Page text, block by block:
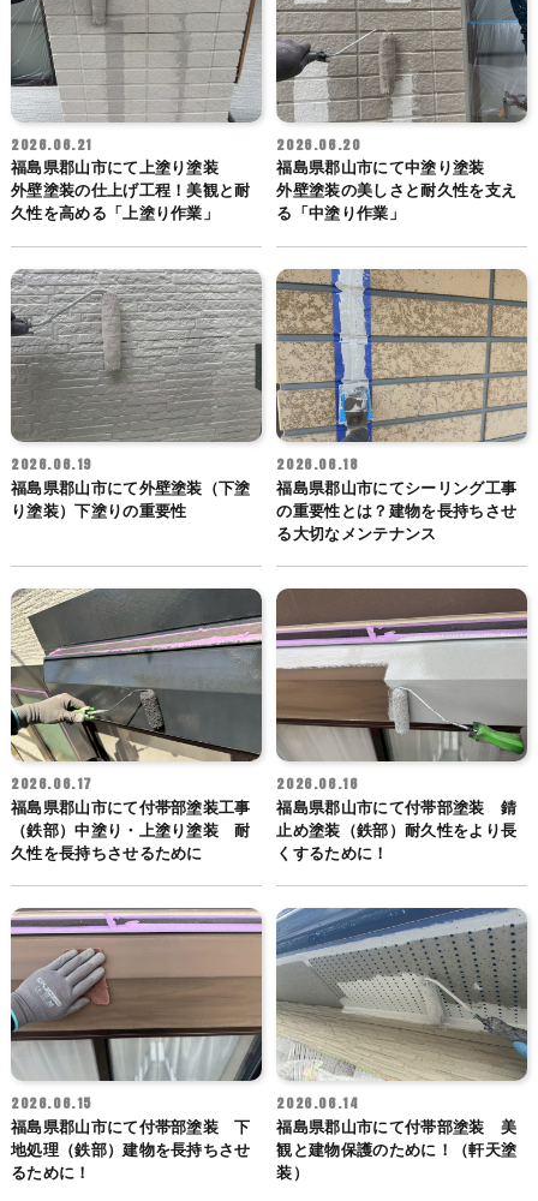
2026.06.21
福島県郡山市にて上塗り塗装
外壁塗装の仕上げ工程！美観と耐
久性を高める「上塗り作業」
2026.06.20
福島県郡山市にて中塗り塗装
外壁塗装の美しさと耐久性を支え
る「中塗り作業」
2026.06.19
福島県郡山市にて外壁塗装（下塗
り塗装）下塗りの重要性
2026.06.18
福島県郡山市にてシーリング工事
の重要性とは？建物を長持ちさせ
る大切なメンテナンス
2026.06.17
福島県郡山市にて付帯部塗装工事
（鉄部）中塗り・上塗り塗装 耐
久性を長持ちさせるために
2026.06.16
福島県郡山市にて付帯部塗装 錆
止め塗装（鉄部）耐久性をより長
くするために！
2026.06.15
福島県郡山市にて付帯部塗装 下
地処理（鉄部）建物を長持ちさせ
るために！
2026.06.14
福島県郡山市にて付帯部塗装 美
観と建物保護のために！（軒天塗
装）